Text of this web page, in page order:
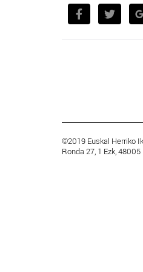
©2019 Euskal Herriko
Ronda 27, 1 Ezk,